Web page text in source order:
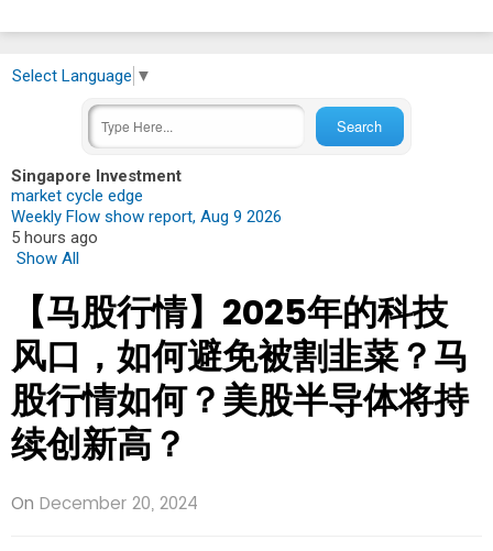
Select Language ▼
Singapore Investment
market cycle edge
Weekly Flow show report, Aug 9 2026
5 hours ago
Show All
【马股行情】2025年的科技
风口，如何避免被割韭菜？马
股行情如何？美股半导体将持
续创新高？
On December 20, 2024